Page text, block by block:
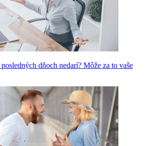
dňoch nedarí? Môže za to vaše